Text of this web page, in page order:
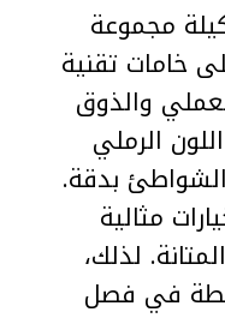
مجموعة
خامات تقنية
والذوق
الرملي
بدقة.
مثالية
لذلك،
في فصل